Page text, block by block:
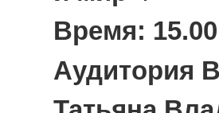
Время: 15.00
Аудитория